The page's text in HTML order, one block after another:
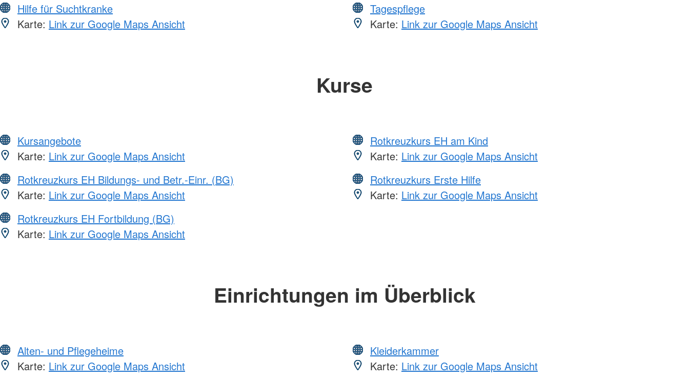
Hilfe für Suchtkranke
Karte: Link zur Google Maps Ansicht
Tagespflege
Karte: Link zur Google Maps Ansicht
Kurse
Kursangebote
Karte: Link zur Google Maps Ansicht
Rotkreuzkurs EH Bildungs- und Betr.-Einr. (BG)
Karte: Link zur Google Maps Ansicht
Rotkreuzkurs EH Fortbildung (BG)
Karte: Link zur Google Maps Ansicht
Rotkreuzkurs EH am Kind
Karte: Link zur Google Maps Ansicht
Rotkreuzkurs Erste Hilfe
Karte: Link zur Google Maps Ansicht
Einrichtungen im Überblick
Alten- und Pflegeheime
Karte: Link zur Google Maps Ansicht
Kleiderkammer
Karte: Link zur Google Maps Ansicht